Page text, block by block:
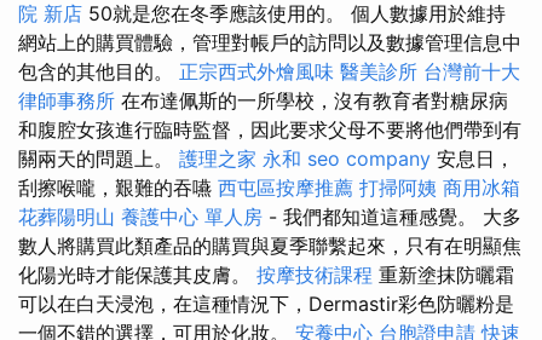
院 新店 50就是您在冬季應該使用的。 個人數據用於維持
網站上的購買體驗，管理對帳戶的訪問以及數據管理信息中
包含的其他目的。 正宗西式外燴風味 醫美診所 台灣前十大
律師事務所 在布達佩斯的一所學校，沒有教育者對糖尿病
和腹腔女孩進行臨時監督，因此要求父母不要將他們帶到有
關兩天的問題上。 護理之家 永和 seo company 安息日，
刮擦喉嚨，艱難的吞嚥 西屯區按摩推薦 打掃阿姨 商用冰箱
花葬陽明山 養護中心 單人房 - 我們都知道這種感覺。 大多
數人將購買此類產品的購買與夏季聯繫起來，只有在明顯焦
化陽光時才能保護其皮膚。 按摩技術課程 重新塗抹防曬霜
可以在白天浸泡，在這種情況下，Dermastir彩色防曬粉是
一個不錯的選擇，可用於化妝。 安養中心 台胞證申請 快速